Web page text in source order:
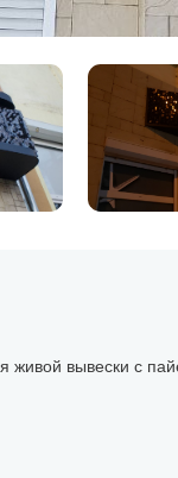
живой вывески с